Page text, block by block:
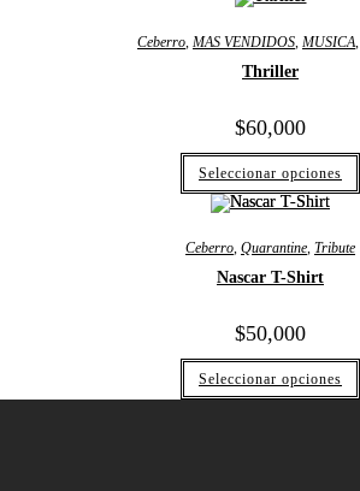
Ceberro, MAS VENDIDOS, MUSICA,
Thriller
$60,000
Seleccionar opciones
Ceberro, Quarantine, Tribute
Nascar T-Shirt
$50,000
Seleccionar opciones